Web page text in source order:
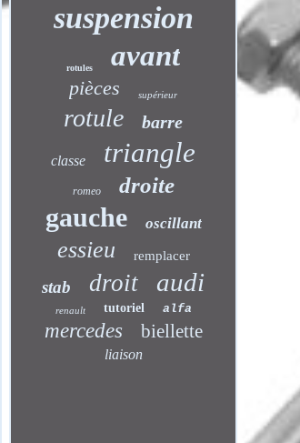
suspension
rotules avant
pièces supérieur
rotule barre
classe triangle
romeo droite
gauche oscillant
essieu remplacer
stab droit audi
renault tutoriel alfa
mercedes biellette
liaison